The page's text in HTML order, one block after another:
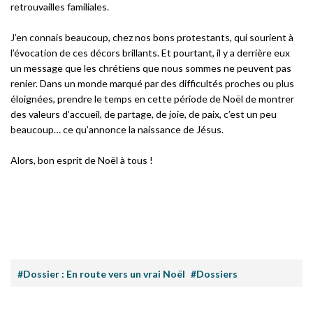
retrouvailles familiales.
J’en connais beaucoup, chez nos bons protestants, qui sourient à
l’évocation de ces décors brillants. Et pourtant, il y a derrière eux
un message que les chrétiens que nous sommes ne peuvent pas
renier. Dans un monde marqué par des difficultés proches ou plus
éloignées, prendre le temps en cette période de Noël de montrer
des valeurs d’accueil, de partage, de joie, de paix, c’est un peu
beaucoup… ce qu’annonce la naissance de Jésus.
Alors, bon esprit de Noël à tous !
#Dossier : En route vers un vrai Noël #Dossiers